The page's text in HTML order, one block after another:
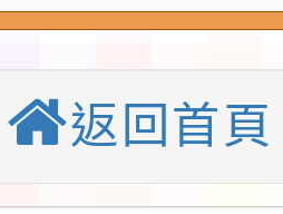
理後續甄選)
點」1份
案
補助參觀特色
實施計畫」
安中心白海豚
返回首頁